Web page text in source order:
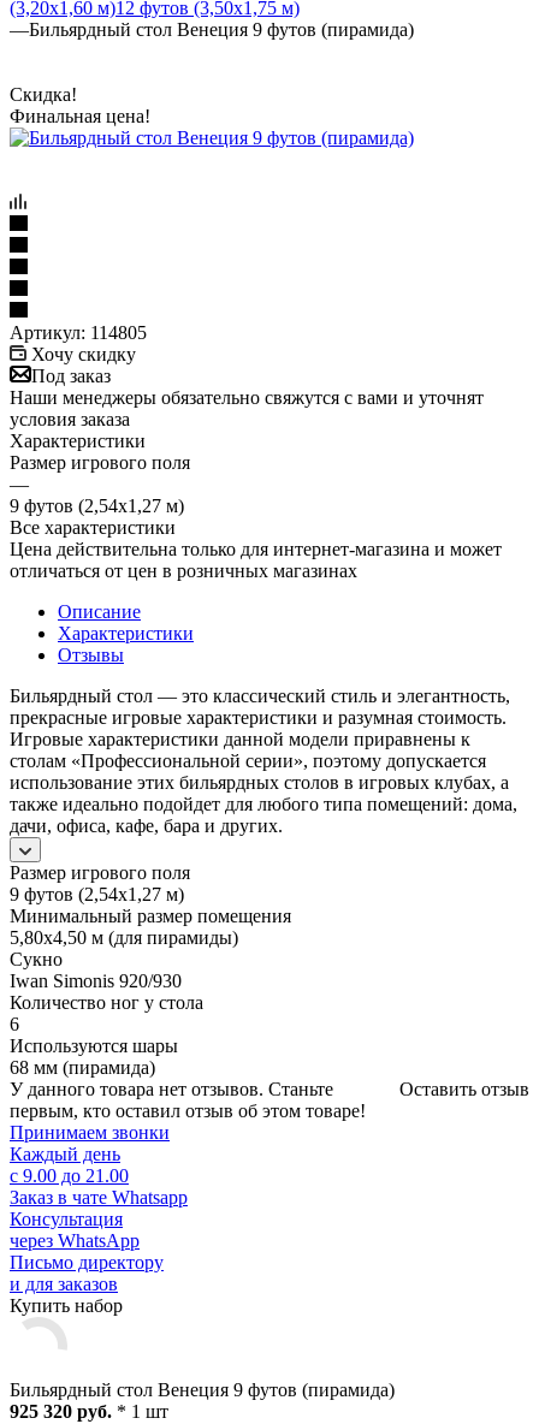
(3,20х1,60 м)12 футов (3,50х1,75 м)
—Бильярдный стол Венеция 9 футов (пирамида)
Скидка!
Финальная цена!
Артикул: 114805
Хочу скидку
Под заказ
Наши менеджеры обязательно свяжутся с вами и уточнят
условия заказа
Характеристики
Размер игрового поля
—
9 футов (2,54х1,27 м)
Все характеристики
Цена действительна только для интернет-магазина и может
отличаться от цен в розничных магазинах
Описание
Характеристики
Отзывы
Бильярдный стол — это классический стиль и элегантность,
прекрасные игровые характеристики и разумная стоимость.
Игровые характеристики данной модели приравнены к
столам «Профессиональной серии», поэтому допускается
использование этих бильярдных столов в игровых клубах, а
также идеально подойдет для любого типа помещений: дома,
дачи, офиса, кафе, бара и других.
Размер игрового поля
9 футов (2,54х1,27 м)
Минимальный размер помещения
5,80х4,50 м (для пирамиды)
Сукно
Iwan Simonis 920/930
Количество ног у стола
6
Используются шары
68 мм (пирамида)
Оставить отзыв
У данного товара нет отзывов. Станьте
первым, кто оставил отзыв об этом товаре!
Принимаем звонки
Каждый день
с 9.00 до 21.00
Заказ в чате Whatsapp
Консультация
через WhatsApp
Письмо директору
и для заказов
Купить набор
Бильярдный стол Венеция 9 футов (пирамида)
925 320 руб. * 1 шт